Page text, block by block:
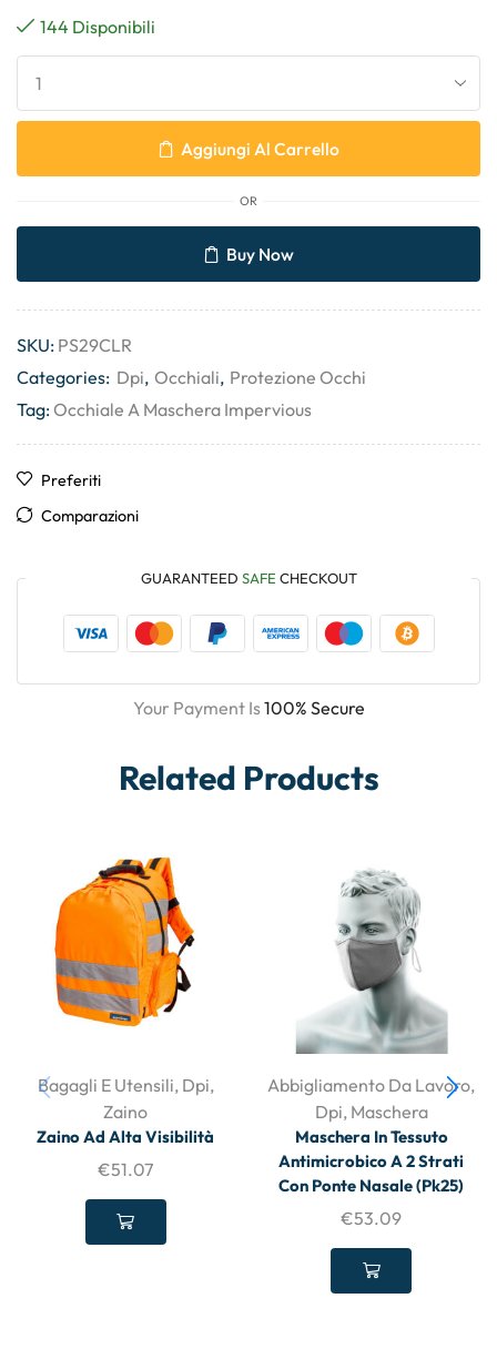
144 Disponibili
Aggiungi Al Carrello
OR
Buy Now
SKU: PS29CLR
Categories: Dpi, Occhiali, Protezione Occhi
Tag:Occhiale A Maschera Impervious
Preferiti
Comparazioni
GUARANTEED SAFE CHECKOUT
Your Payment Is100% Secure
Related Products
Bagagli E Utensili, Dpi,
Zaino
Zaino Ad Alta Visibilità
€51.07
Abbigliamento Da Lavoro,
Dpi, Maschera
Maschera In Tessuto
Antimicrobico A 2 Strati
Con Ponte Nasale (Pk25)
€53.09